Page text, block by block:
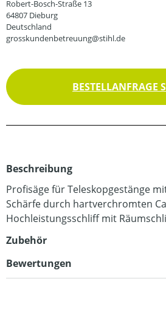
Robert-Bosch-Straße 13
64807 Dieburg
Deutschland
grosskundenbetreuung@stihl.de
BESTELLANFRAGE
Beschreibung
Profisäge für Teleskopgestänge
Schärfe durch hartverchromten
Hochleistungsschliff mit
Zubehör
Bewertungen